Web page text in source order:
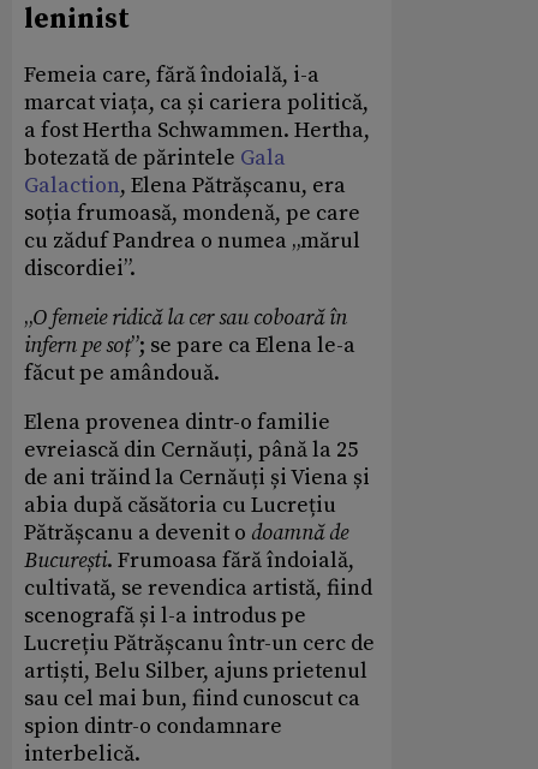
leninist
Femeia care, fără îndoială, i-a
marcat viața, ca și cariera politică,
a fost Hertha Schwammen. Hertha,
botezată de părintele Gala
Galaction, Elena Pătrășcanu, era
soția frumoasă, mondenă, pe care
cu zăduf Pandrea o numea „mărul
discordiei”.
„O femeie ridicăla cer sau coboară în
infern pe soț”; se pare ca Elena le-a
făcut pe amândouă.
Elena provenea dintr-o familie
evreiască din Cernăuți, până la 25
de ani trăind la Cernăuți și Viena și
abia după căsătoria cu Lucrețiu
Pătrășcanu a devenit o doamnăde
București. Frumoasa fără îndoială,
cultivată, se revendica artistă, fiind
scenografă și l-a introdus pe
Lucrețiu Pătrășcanu într-un cerc de
artiști, Belu Silber, ajuns prietenul
sau cel mai bun, fiind cunoscut ca
spion dintr-o condamnare
interbelică.